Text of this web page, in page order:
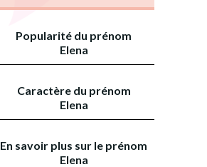
Popularité du prénom
Elena
Caractère du prénom
Elena
En savoir plus sur le prénom
Elena